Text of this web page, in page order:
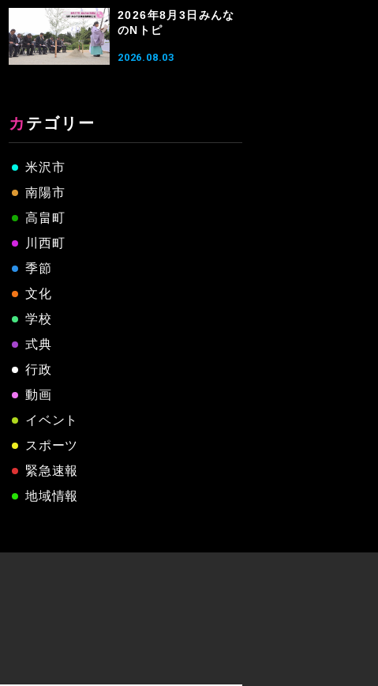
2026年8月3日みんな
のNトピ
2026.08.03
カテゴリー
米沢市
南陽市
高畠町
川西町
季節
文化
学校
式典
行政
動画
イベント
スポーツ
緊急速報
地域情報